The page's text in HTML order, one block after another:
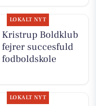
LOKALT NYT
Kristrup Boldklub
fejrer succesfuld
fodboldskole
LOKALT NYT